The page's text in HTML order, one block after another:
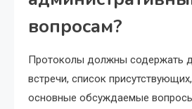
вопросам?
Протоколы должны содержать
встречи, список
основные обсуждаемые